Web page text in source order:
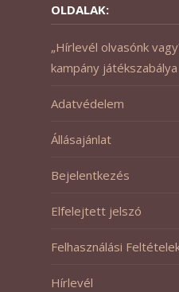
OLDALAK:
„Hírlevél olvasónk
kampány játékszabálya
Adatvédelem
Állásajánlat
Bejelentkezés
Elfelejtett jelszó
Felhasználási
Hírlevél